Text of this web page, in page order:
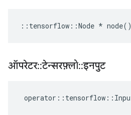
:: tensorflow ::Node * node()
ऑपरेटर::टेन्सरफ़्लो::इनपुट
operator :: tensorflow ::